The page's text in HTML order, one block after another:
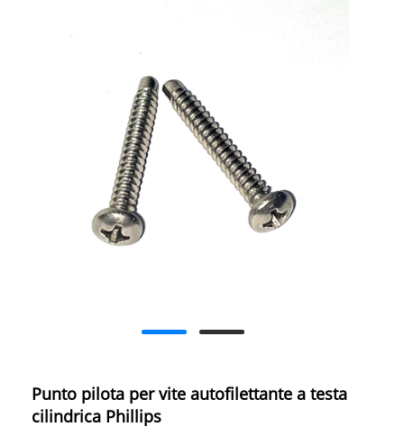
Punto pilota per vite autofilettante a testa
cilindrica Phillips